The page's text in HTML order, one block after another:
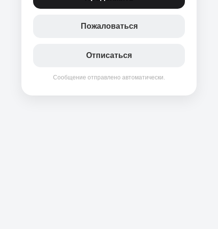
Пожаловаться
Отписаться
Сообщение отправлено автоматически.